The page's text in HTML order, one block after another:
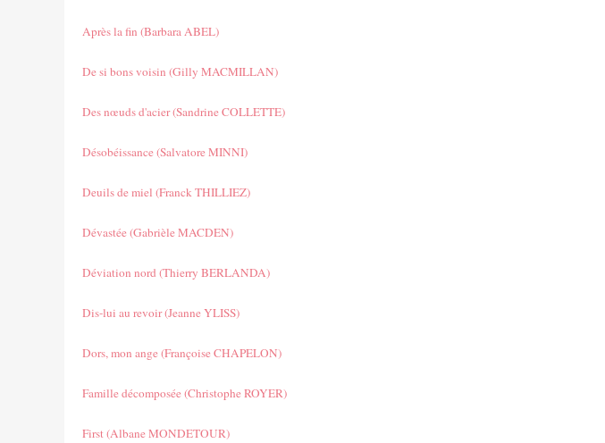
Après la fin (Barbara ABEL)
De si bons voisin (Gilly MACMILLAN)
Des nœuds d'acier (Sandrine COLLETTE)
Désobéissance (Salvatore MINNI)
Deuils de miel (Franck THILLIEZ)
Dévastée (Gabrièle MACDEN)
Déviation nord (Thierry BERLANDA)
Dis-lui au revoir (Jeanne YLISS)
Dors, mon ange (Françoise CHAPELON)
Famille décomposée (Christophe ROYER)
First (Albane MONDETOUR)